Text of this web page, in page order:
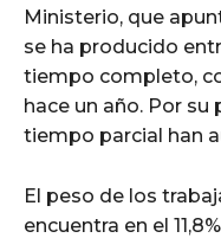
Ministerio, que
se ha producido
tiempo completo,
hace un año. Por
tiempo parcial han
El peso de los
encuentra en el